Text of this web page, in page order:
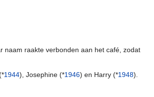
naam raakte verbonden aan het café, zodat
1944), Josephine (*1946) en Harry (*1948).